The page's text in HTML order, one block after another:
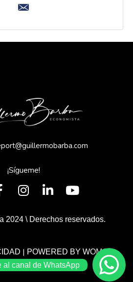
¡Sígueme!
2024 \ Derechos reservados.
| POWERED BY WOMGP
al canal de WhatsApp